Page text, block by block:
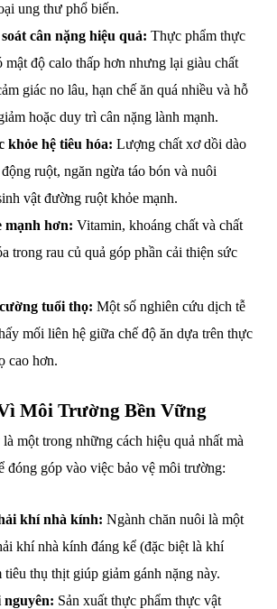
ung thư phổ biến.
cân nặng hiệu quả: Thực phẩm thực
mật độ calo thấp hơn nhưng lại giàu chất
giác no lâu, hạn chế ăn quá nhiều và hỗ
hoặc duy trì cân nặng lành mạnh.
khỏe hệ tiêu hóa: Lượng chất xơ dồi dào
ruột, ngăn ngừa táo bón và nuôi
vật đường ruột khỏe mạnh.
mạnh hơn: Vitamin, khoáng chất và chất
trong rau củ quả góp phần cải thiện sức
tuổi thọ: Một số nghiên cứu dịch tễ
mối liên hệ giữa chế độ ăn dựa trên thực
cao hơn.
Môi Trường Bền Vững
một trong những cách hiệu quả nhất mà
đóng góp vào việc bảo vệ môi trường:
khí nhà kính: Ngành chăn nuôi là một
khí nhà kính đáng kể (đặc biệt là khí
tiêu thụ thịt giúp giảm gánh nặng này.
nguyên: Sản xuất thực phẩm thực vật